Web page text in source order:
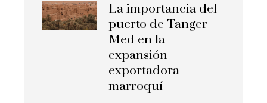
La importancia del
puerto de Tanger
Med en la
expansión
exportadora
marroquí